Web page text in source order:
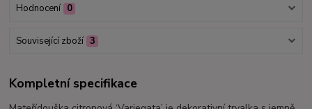
Hodnocení 0
Související zboží 3
Kompletní specifikace